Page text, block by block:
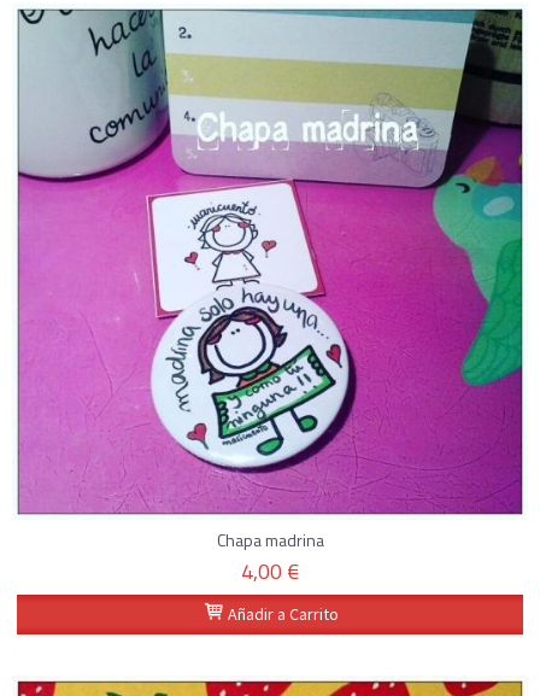
Chapa madrina
4,00 €
Añadir a Carrito